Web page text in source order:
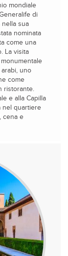
mondiale
di
nella sua
nominata
come una
La visita
arabi, uno
come
ristorante.
e alla Capilla
nel quartiere
cena e